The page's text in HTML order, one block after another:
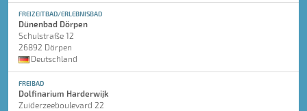
FREIZEITBAD/ERLEBNISBAD
Dünenbad Dörpen
Schulstraße 12
26892 Dörpen
Deutschland
FREIBAD
Dolfinarium Harderwijk
Zuiderzeeboulevard 22